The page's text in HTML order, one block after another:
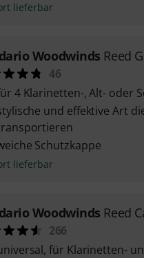
lieferbar
Woodwinds Reed
46
4 Klarinetten-, Alt- oder
und effektive Art
Schutzkappe
lieferbar
Woodwinds Reed
266
für Klarinetten-